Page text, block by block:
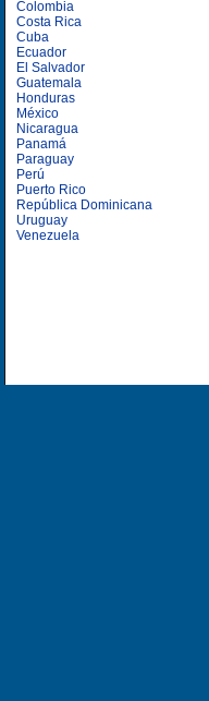
Colombia
Costa Rica
Cuba
Ecuador
El Salvador
Guatemala
Honduras
México
Nicaragua
Panamá
Paraguay
Perú
Puerto Rico
República Dominicana
Uruguay
Venezuela